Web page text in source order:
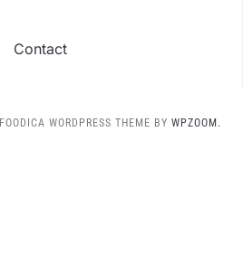
Contact
FOODICA WORDPRESS THEME BY WPZOOM.